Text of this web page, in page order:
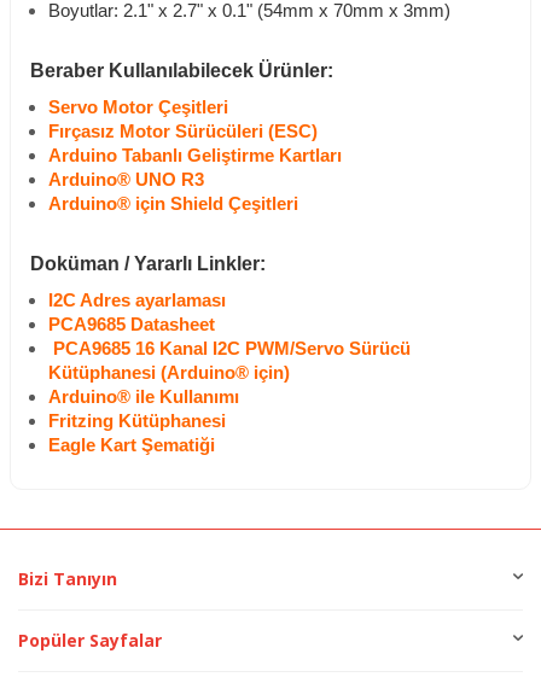
Boyutlar: 2.1" x 2.7" x 0.1" (54mm x 70mm x 3mm)
Beraber Kullanılabilecek Ürünler:
Servo Motor Çeşitleri
Fırçasız Motor Sürücüleri (ESC)
Arduino Tabanlı Geliştirme Kartları
Arduino® UNO R3
Arduino® için Shield Çeşitleri
Doküman / Yararlı Linkler:
I2C Adres ayarlaması
PCA9685 Datasheet
PCA9685 16 Kanal I2C PWM/Servo Sürücü
Kütüphanesi (Arduino® için)
Arduino® ile Kullanımı
Fritzing Kütüphanesi
Eagle Kart Şematiği
Bizi Tanıyın
Popüler Sayfalar